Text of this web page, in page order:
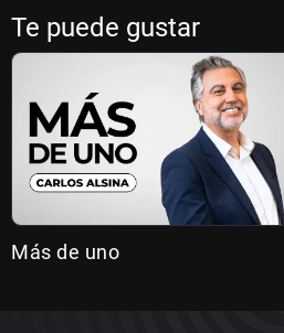
Te puede gustar
Más de uno